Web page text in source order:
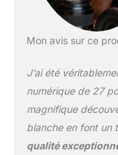
Mon avis sur ce
J’ai été
numérique de 27
magnifique
blanche en font un
qualité